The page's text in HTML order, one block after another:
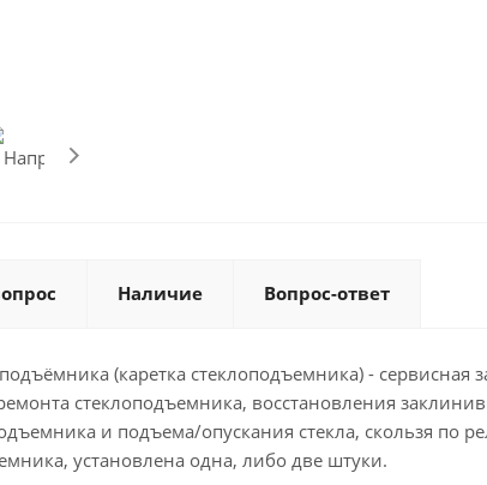
Наличие Вопрос-ответ
(каретка стеклоподъемника) - сервисная
стеклоподъемника, восстановления
и подъема/опускания стекла, скользя по
установлена одна, либо две штуки.